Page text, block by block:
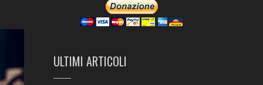
ULTIMI ARTICOLI